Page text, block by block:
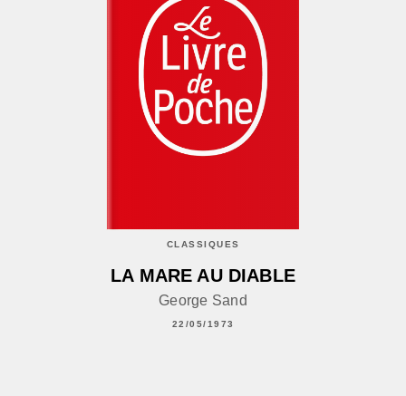
CLASSIQUES
LA MARE AU DIABLE
George Sand
22/05/1973